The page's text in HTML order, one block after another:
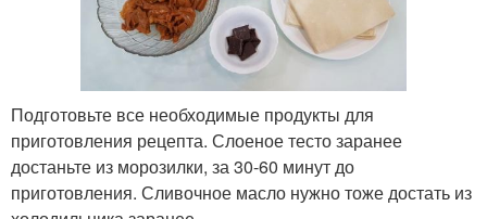
Подготовьте все необходимые продукты для
приготовления рецепта. Слоеное тесто заранее
достаньте из морозилки, за 30-60 минут до
приготовления. Сливочное масло нужно тоже достать из